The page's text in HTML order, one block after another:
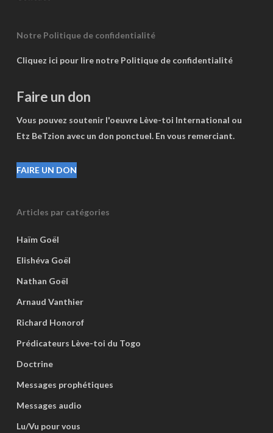
Notre Politique de confidentialité
Cliquez ici pour lire notre Politique de confidentialité
Faire un don
Vous pouvez soutenir l'oeuvre Lève-toi International ou
Etz BeTzion avec un don ponctuel. En vous remerciant.
FAIRE UN DON
Articles par catégories
Haïm Goël
Elishéva Goël
Nathan Goël
Arnaud Vanthier
Richard Honorof
Prédicateurs Lève-toi du Togo
Doctrine
Messages prophétiques
Messages audio
Lu/Vu pour vous